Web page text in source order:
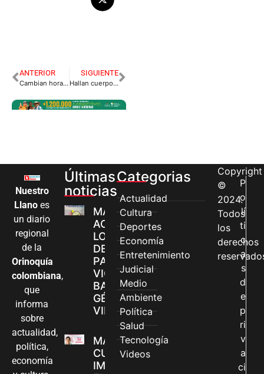
ANTERIOR
Cambian horarios para la rumba en Villavicencio y zonas lúdicas.
SIGUIENTE
Hallan cuerpo sin vida de mujer en un caño cerca de Acacías.
Nuestro
Llano es
un diario
regional
de la
Orinoquía
colombiana,
que
informa
sobre
actualidad,
política,
economía
Últimas
noticias
MÁS MUJERES
ACCEDEN A
LOS CANALES
DE ATENCIÓN
PARA
VIOLENCIAS
BASADAS EN
GÉNERO EN
VILLAVICENCIO
MADRES
CUIDADORAS
IMPULSAN SUS
Categorias
Actualidad
Cultura
Deportes
Economía
Entretenimiento
Judicial
Medio
Ambiente
Política
Salud
Tecnología
Videos
Copyright
©
2024.
Todos
los
derechos
P
o
lí
ti
c
a
s
d
e
p
ri
v
a
ci